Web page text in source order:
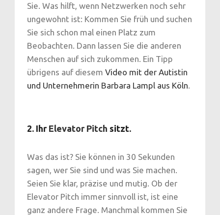
Sie. Was hilft, wenn Netzwerken noch sehr
ungewohnt ist: Kommen Sie früh und suchen
Sie sich schon mal einen Platz zum
Beobachten. Dann lassen Sie die anderen
Menschen auf sich zukommen. Ein Tipp
übrigens auf diesem Video mit der Autistin
und Unternehmerin Barbara Lampl aus Köln.
2. Ihr Elevator Pitch sitzt.
Was das ist? Sie können in 30 Sekunden
sagen, wer Sie sind und was Sie machen.
Seien Sie klar, präzise und mutig. Ob der
Elevator Pitch immer sinnvoll ist, ist eine
ganz andere Frage. Manchmal kommen Sie